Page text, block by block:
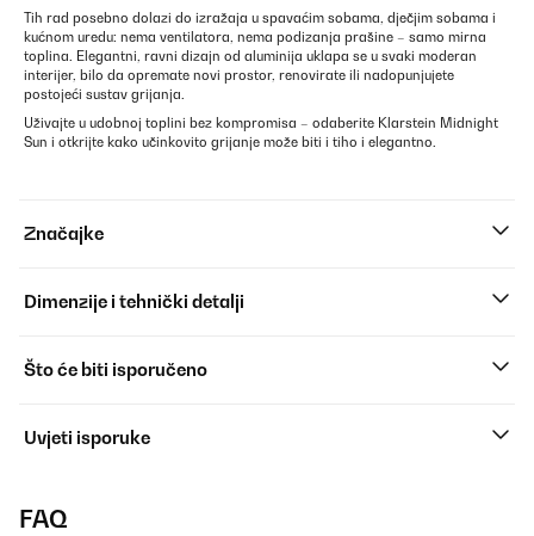
Tih rad posebno dolazi do izražaja u spavaćim sobama, dječjim sobama i
kućnom uredu: nema ventilatora, nema podizanja prašine – samo mirna
toplina. Elegantni, ravni dizajn od aluminija uklapa se u svaki moderan
interijer, bilo da opremate novi prostor, renovirate ili nadopunjujete
postojeći sustav grijanja.
Uživajte u udobnoj toplini bez kompromisa – odaberite Klarstein Midnight
Sun i otkrijte kako učinkovito grijanje može biti i tiho i elegantno.
Značajke
Dimenzije i tehnički detalji
Što će biti isporučeno
Uvjeti isporuke
FAQ